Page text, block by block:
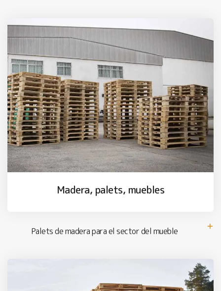
Madera, palets, muebles
Palets de madera para el sector del mueble